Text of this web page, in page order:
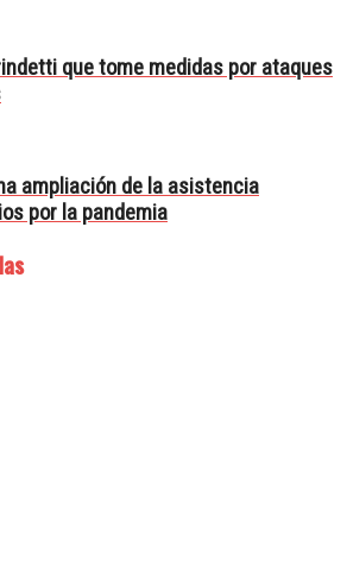
que tome medidas por ataques
ampliación de la asistencia
por la pandemia